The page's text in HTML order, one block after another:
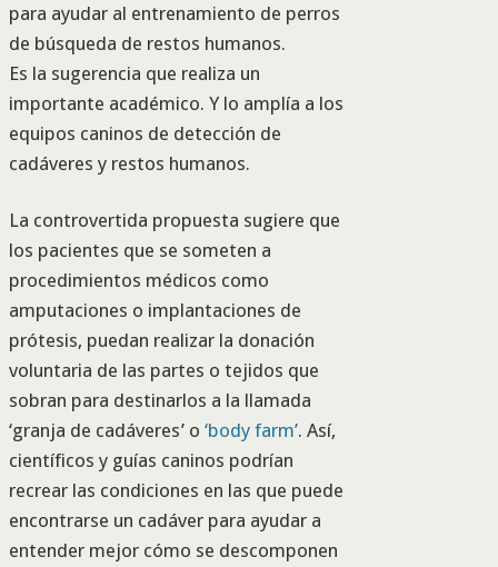
para ayudar al entrenamiento de perros
de búsqueda de restos humanos.
Es la sugerencia que realiza un
importante académico. Y lo amplía a los
equipos caninos de detección de
cadáveres y restos humanos.
La controvertida propuesta sugiere que
los pacientes que se someten a
procedimientos médicos como
amputaciones o implantaciones de
prótesis, puedan realizar la donación
voluntaria de las partes o tejidos que
sobran para destinarlos a la llamada
‘granja de cadáveres’ o ‘body farm’. Así,
científicos y guías caninos podrían
recrear las condiciones en las que puede
encontrarse un cadáver para ayudar a
entender mejor cómo se descomponen